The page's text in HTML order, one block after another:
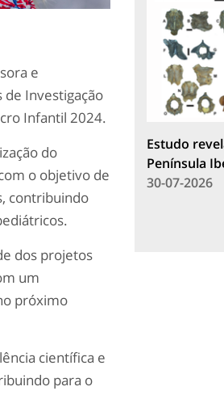
e
de Investigação
Infantil 2024.
do
o objetivo de
contribuindo
dos projetos
um
próximo
científica e
para o
Estudo
Península
30-07-2026